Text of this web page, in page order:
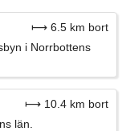
⟼ 6.5 km bort
i Norrbottens
⟼ 10.4 km bort
län.